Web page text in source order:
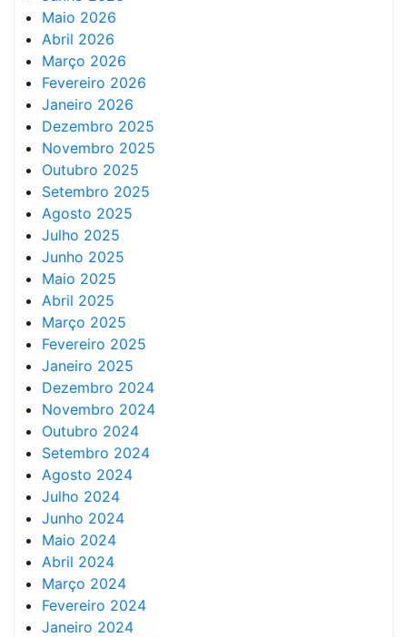
Maio 2026
Abril 2026
Março 2026
Fevereiro 2026
Janeiro 2026
Dezembro 2025
Novembro 2025
Outubro 2025
Setembro 2025
Agosto 2025
Julho 2025
Junho 2025
Maio 2025
Abril 2025
Março 2025
Fevereiro 2025
Janeiro 2025
Dezembro 2024
Novembro 2024
Outubro 2024
Setembro 2024
Agosto 2024
Julho 2024
Junho 2024
Maio 2024
Abril 2024
Março 2024
Fevereiro 2024
Janeiro 2024